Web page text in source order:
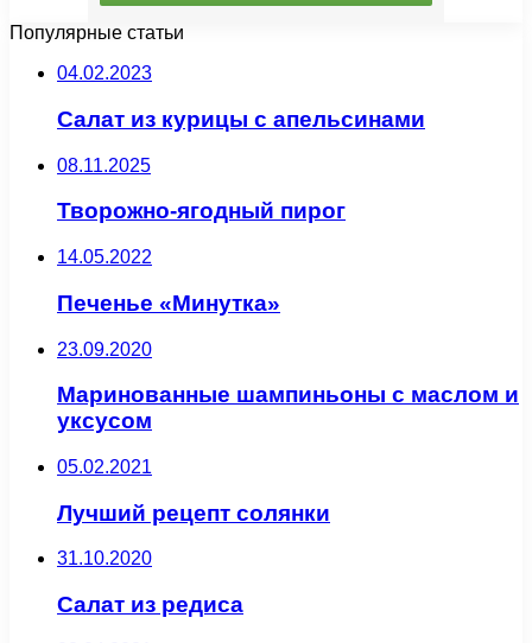
Популярные статьи
04.02.2023
Салат из курицы с апельсинами
08.11.2025
Творожно-ягодный пирог
14.05.2022
Печенье «Минутка»
23.09.2020
Маринованные шампиньоны с маслом и
уксусом
05.02.2021
Лучший рецепт солянки
31.10.2020
Салат из редиса